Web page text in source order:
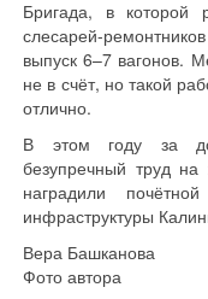
Бригада, в которой
слесарей-
выпуск 6–7 вагонов.
не в счёт, но такой
отлично.
В этом году за
безупречный труд
наградили
инфраструктуры
Вера Башканова
Фото автора